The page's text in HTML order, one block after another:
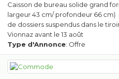
Caisson de bureau solide grand
largeur 43 cm/ profondeur 66
de dossiers suspendus dans le
Vionnaz avant le 13 août
Type d'Annonce: Offre